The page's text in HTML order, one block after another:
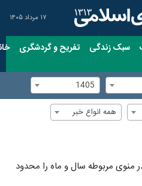
۱۷ مرداد ۱۴۰۵
سبک زندگی تفریح و گردشگری
1405
همه انواع خبر
منوی مربوطه سال و ماه را محدود